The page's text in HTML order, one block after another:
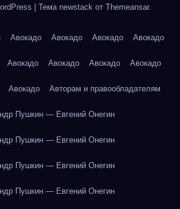
Тема newstack от Themeansar.
Авокадо Авокадо Авокадо Авокадо
Авокадо Авокадо Авокадо Авокадо
Авокадо Авторам и правообладателям
Пушкин — Евгений Онегин
Пушкин — Евгений Онегин
Пушкин — Евгений Онегин
Пушкин — Евгений Онегин